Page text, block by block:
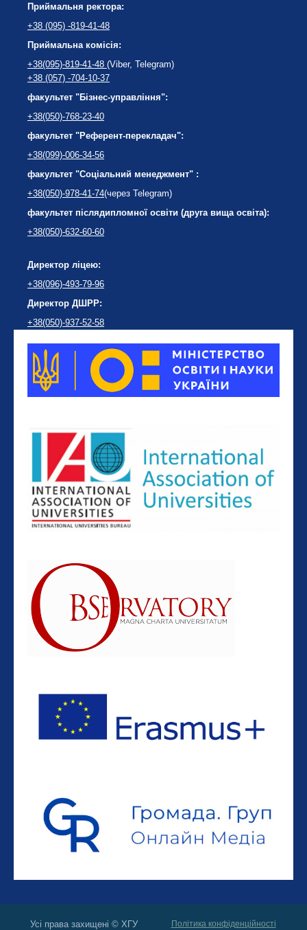
Приймальня ректора:
+38 (095) -819-41-48
Приймальна комісія:
+38(095)-819-41-48 (Viber, Telegram)
+38 (057) -704-10-37
факультет "Бізнес-управління":
+38(050)-768-23-40
факультет "Референт-перекладач":
+38(099)-006-34-56
факультет "Соціальний менеджмент" :
+38(050)-978-41-74(через Telegram)
факультет післядипломної освіти (друга вища освіта):
+38(050)-632-60-60
Директор ліцею:
+38(096)-493-79-96
Директор ДШРР:
+38(050)-937-52-58
Усі права захищені © ХГУ Політика конфіденційності